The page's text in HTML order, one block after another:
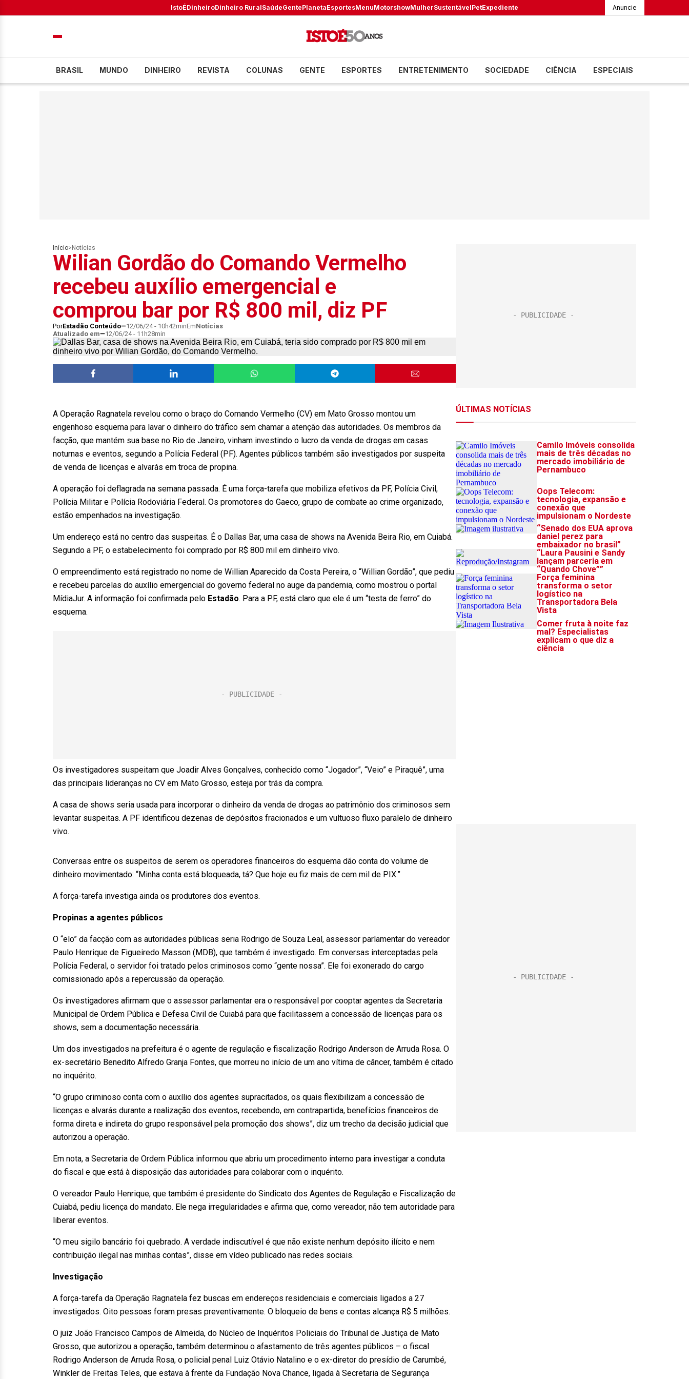
IstoÉDinheiroDinheiro RuralSaúdeGentePlanetaEsportesMenuMotorshowMulherSustentávelPetExpediente Anuncie
BRASIL MUNDO DINHEIRO REVISTA COLUNAS GENTE ESPORTES ENTRETENIMENTO SOCIEDADE CIÊNCIA ESPECIAIS
Início> Notícias
Wilian Gordão do Comando Vermelho
recebeu auxílio emergencial e
comprou bar por R$ 800 mil, diz PF
PorEstadão Conteúdo 12/06/24 - 10h42minEmNotícias
Atualizado em
12/06/24 - 11h28min
A Operação Ragnatela revelou como o braço do Comando Vermelho (CV) em Mato Grosso montou um
engenhoso esquema para lavar o dinheiro do tráfico sem chamar a atenção das autoridades. Os membros da
facção, que mantém sua base no Rio de Janeiro, vinham investindo o lucro da venda de drogas em casas
noturnas e eventos, segundo a Polícia Federal (PF). Agentes públicos também são investigados por suspeita
de venda de licenças e alvarás em troca de propina.
A operação foi deflagrada na semana passada. É uma força-tarefa que mobiliza efetivos da PF, Polícia Civil,
Polícia Militar e Polícia Rodoviária Federal. Os promotores do Gaeco, grupo de combate ao crime organizado,
estão empenhados na investigação.
Um endereço está no centro das suspeitas. É o Dallas Bar, uma casa de shows na Avenida Beira Rio, em Cuiabá.
Segundo a PF, o estabelecimento foi comprado por R$ 800 mil em dinheiro vivo.
O empreendimento está registrado no nome de Willian Aparecido da Costa Pereira, o “Willian Gordão”, que pediu
e recebeu parcelas do auxílio emergencial do governo federal no auge da pandemia, como mostrou o portal
MídiaJur. A informação foi confirmada pelo Estadão. Para a PF, está claro que ele é um “testa de ferro” do
esquema.
Os investigadores suspeitam que Joadir Alves Gonçalves, conhecido como “Jogador”, “Veio” e Piraquê”, uma
das principais lideranças no CV em Mato Grosso, esteja por trás da compra.
A casa de shows seria usada para incorporar o dinheiro da venda de drogas ao patrimônio dos criminosos sem
levantar suspeitas. A PF identificou dezenas de depósitos fracionados e um vultuoso fluxo paralelo de dinheiro
vivo.
Conversas entre os suspeitos de serem os operadores financeiros do esquema dão conta do volume de
dinheiro movimentado: “Minha conta está bloqueada, tá? Que hoje eu fiz mais de cem mil de PIX.”
A força-tarefa investiga ainda os produtores dos eventos.
Propinas a agentes públicos
O “elo” da facção com as autoridades públicas seria Rodrigo de Souza Leal, assessor parlamentar do vereador
Paulo Henrique de Figueiredo Masson (MDB), que também é investigado. Em conversas interceptadas pela
Polícia Federal, o servidor foi tratado pelos criminosos como “gente nossa”. Ele foi exonerado do cargo
comissionado após a repercussão da operação.
Os investigadores afirmam que o assessor parlamentar era o responsável por cooptar agentes da Secretaria
Municipal de Ordem Pública e Defesa Civil de Cuiabá para que facilitassem a concessão de licenças para os
shows, sem a documentação necessária.
Um dos investigados na prefeitura é o agente de regulação e fiscalização Rodrigo Anderson de Arruda Rosa. O
ex-secretário Benedito Alfredo Granja Fontes, que morreu no início de um ano vítima de câncer, também é citado
no inquérito.
“O grupo criminoso conta com o auxílio dos agentes supracitados, os quais flexibilizam a concessão de
licenças e alvarás durante a realização dos eventos, recebendo, em contrapartida, benefícios financeiros de
forma direta e indireta do grupo responsável pela promoção dos shows”, diz um trecho da decisão judicial que
autorizou a operação.
Em nota, a Secretaria de Ordem Pública informou que abriu um procedimento interno para investigar a conduta
do fiscal e que está à disposição das autoridades para colaborar com o inquérito.
O vereador Paulo Henrique, que também é presidente do Sindicato dos Agentes de Regulação e Fiscalização de
Cuiabá, pediu licença do mandato. Ele nega irregularidades e afirma que, como vereador, não tem autoridade para
liberar eventos.
“O meu sigilo bancário foi quebrado. A verdade indiscutível é que não existe nenhum depósito ilícito e nem
contribuição ilegal nas minhas contas”, disse em vídeo publicado nas redes sociais.
Investigação
A força-tarefa da Operação Ragnatela fez buscas em endereços residenciais e comerciais ligados a 27
investigados. Oito pessoas foram presas preventivamente. O bloqueio de bens e contas alcança R$ 5 milhões.
O juiz João Francisco Campos de Almeida, do Núcleo de Inquéritos Policiais do Tribunal de Justiça de Mato
Grosso, que autorizou a operação, também determinou o afastamento de três agentes públicos – o fiscal
Rodrigo Anderson de Arruda Rosa, o policial penal Luiz Otávio Natalino e o ex-diretor do presídio de Carumbé,
Winkler de Freitas Teles, que estava à frente da Fundação Nova Chance, ligada à Secretaria de Segurança